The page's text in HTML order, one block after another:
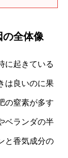
の全体像
に起きている
は良いのに果
の窒素が多す
ベランダの半
と香気成分の